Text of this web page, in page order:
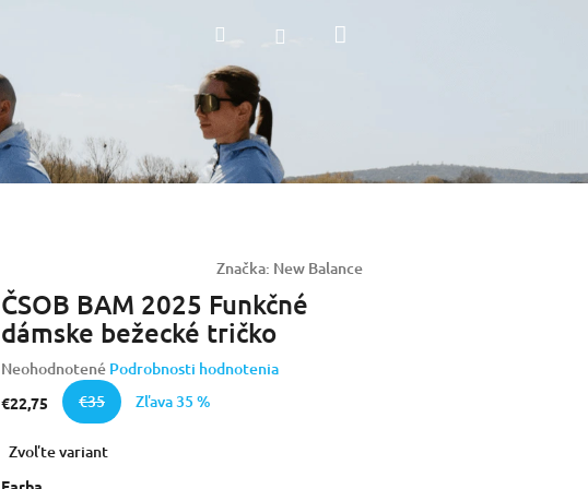
Hľadať Prihlásenie
Značka: New Balance
ČSOB BAM 2025 Funkčné
dámske bežecké tričko
Priemerné
hodnotenie
produktu
0,0
z
Neohodnotené Podrobnosti hodnotenia
€22,75 €35
Zľava 35 %
cena:
Zvoľte variant